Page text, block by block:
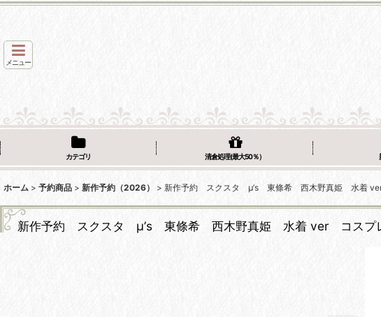
メニュー
カテゴリ 清倉処理(最大50％）
ホーム > 予約商品 > 新作予約（2026） > 新作予約 スクスタ μ’s 東條希 西木野真姫 水着 ver
新作予約 スクスタ μ’s 東條希 西木野真姫 水着 ver コスプレ